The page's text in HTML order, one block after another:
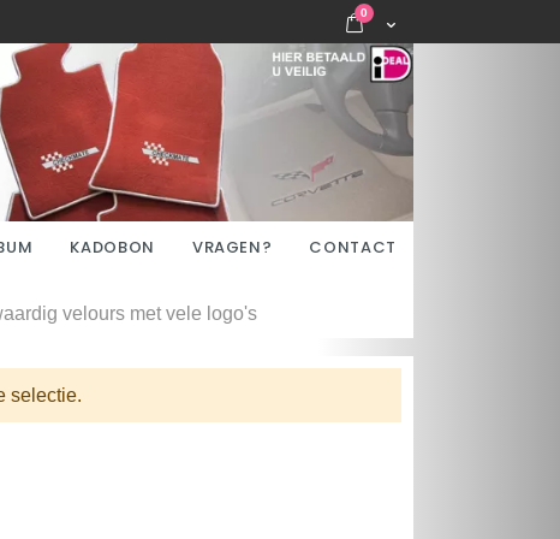
Cart
0 items
KADOBON VRAGEN? CONTACT
velours met vele logo's
selectie.